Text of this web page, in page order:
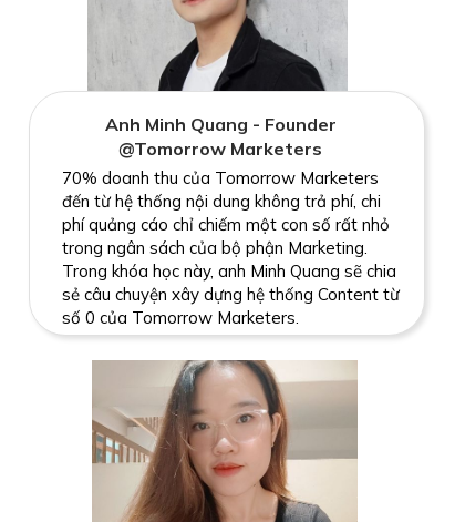
70% doanh thu của Tomorrow Marketers
đến từ hệ thống nội dung không trả phí, chi
phí quảng cáo chỉ chiếm một con số rất nhỏ
trong ngân sách của bộ phận Marketing.
Trong khóa học này, anh Minh Quang sẽ chia
sẻ câu chuyện xây dựng hệ thống Content từ
số 0 của Tomorrow Marketers.
Anh Minh Quang - Founder
@Tomorrow Marketers